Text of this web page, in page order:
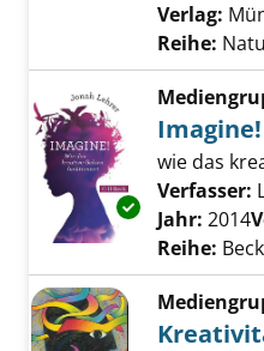
Verlag:
Reihe:
Exemplar-
Imagine!
wie das
Verfasser:
Jahr: 2014
Reihe: